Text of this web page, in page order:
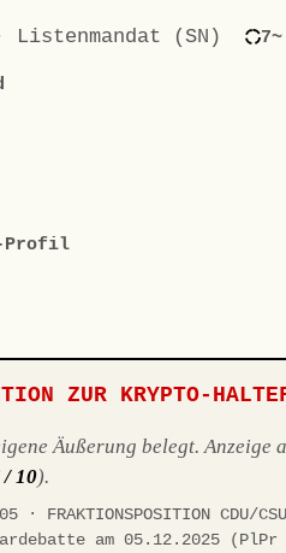
· Listenmandat (SN) 7~
Profil
ZUR KRYPTO-
Äußerung belegt.
/ 10).
· FRAKTIONSPOSITION
am 05.12.2025